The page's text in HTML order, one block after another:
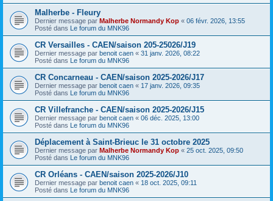
Malherbe - Fleury
Dernier message par Malherbe Normandy Kop « 06 févr. 2026, 13:55
Posté dans Le forum du MNK96
CR Versailles - CAEN/saison 205-25026/J19
Dernier message par benoit caen « 31 janv. 2026, 08:22
Posté dans Le forum du MNK96
CR Concarneau - CAEN/saison 2025-2026/J17
Dernier message par benoit caen « 17 janv. 2026, 09:35
Posté dans Le forum du MNK96
CR Villefranche - CAEN/saison 2025-2026/J15
Dernier message par benoit caen « 06 déc. 2025, 13:00
Posté dans Le forum du MNK96
Déplacement à Saint-Brieuc le 31 octobre 2025
Dernier message par Malherbe Normandy Kop « 25 oct. 2025, 09:50
Posté dans Le forum du MNK96
CR Orléans - CAEN/saison 2025-2026/J10
Dernier message par benoit caen « 18 oct. 2025, 09:11
Posté dans Le forum du MNK96